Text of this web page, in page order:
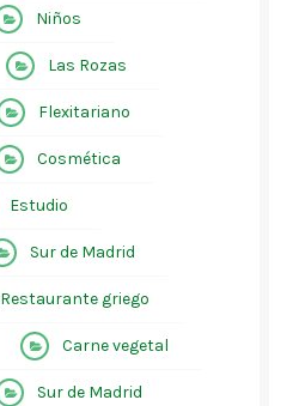
Niños
Las Rozas
Flexitariano
Cosmética
Estudio
Sur de Madrid
Restaurante griego
Carne vegetal
Sur de Madrid